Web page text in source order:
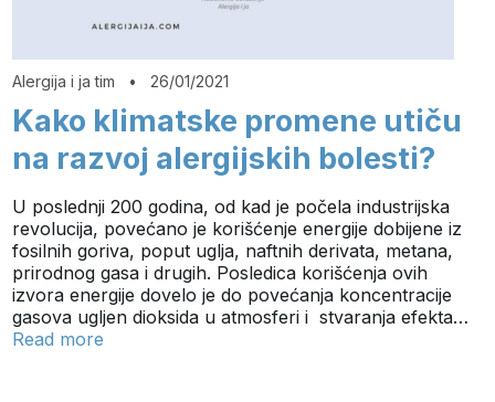
Alergija i ja tim • 26/01/2021
Kako klimatske promene utiču
na razvoj alergijskih bolesti?
U poslednji 200 godina, od kad je počela industrijska
revolucija, povećano je korišćenje energije dobijene iz
fosilnih goriva, poput uglja, naftnih derivata, metana,
prirodnog gasa i drugih. Posledica korišćenja ovih
izvora energije dovelo je do povećanja koncentracije
gasova ugljen dioksida u atmosferi i stvaranja efekta…
Read more